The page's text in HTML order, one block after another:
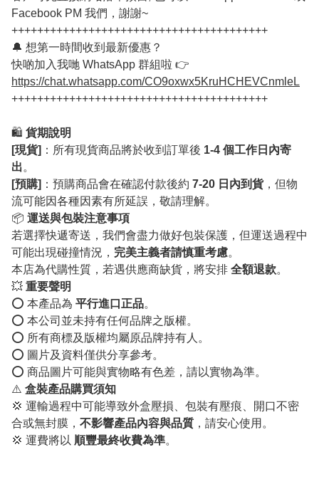
Facebook PM 我們，謝謝~
++++++++++++++++++++++++++++++++++++++++
🔔 想第一時間收到最新優惠？
快啲加入我哋 WhatsApp 群組啦 👉
https://chat.whatsapp.com/CO9oxwx5KruHCHEVCnmleL
++++++++++++++++++++++++++++++++++++++++
🛍️ 貨期說明
[現貨] ：所有現貨商品將於收到訂單後 1-4 個工作日內寄
出。
[預購] ：預購商品會在確認付款後約 7-20 日內到貨，但物
流可能因各種因素有所延誤，敬請理解。
📦 運送與包裝注意事項
若選擇快遞寄送，我們會盡力做好包裝保護，但運送過程中
可能出現碰撞情況， 完美主義者請慎重考慮。
本店為代購性質，若遇供應商缺貨，將安排 全額退款。
💥 重要聲明
⭕️ 本產品為 平行進口正品。
⭕️ 本公司並未持有任何品牌之版權。
⭕️ 所有商標及版權均屬原品牌持有人。
⭕️ 圖片及資料僅供分享參考。
⭕️ 商品圖片可能與實物略有色差，請以實物為準。
⚠️ 盒裝產品購買須知
💢 運輸過程中可能導致外盒壓損、包裝有壓痕、開口不密
合或無封膜， 不影響產品內容與品質 ，請安心使用。
💢 運費將以 順豐最終收費為準。